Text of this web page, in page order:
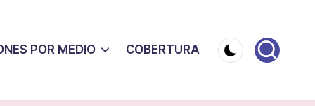
POR MEDIO COBERTURA